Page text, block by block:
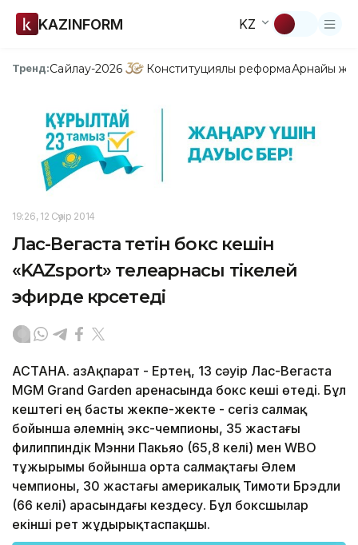
KAZINFORM KZ
Тренд:Сайлау-2026 Конституциялық реформаАрнайы
19:26, 12 Сәуір 2014
Лас-Вегаста өтетін бокс кешін
«KAZsport» телеарнасы тікелей
эфирде көрсетеді
АСТАНА. ҚазАқпарат - Ертең, 13 сәуір Лас-Вегаста
MGM Grand Garden аренасында бокс кеші өтеді. Бұл
кештегі ең басты жекпе-жекте - сегіз салмақ
бойынша әлемнің экс-чемпионы, 35 жастағы
филиппиндік Мэнни Пакьяо (65,8 келі) мен WBO
тұжырымы бойынша орта салмақтағы Әлем
чемпионы, 30 жастағы америкалық Тимоти Брэдли
(66 келі) арасындағы кездесу. Бұл боксшылар
екінші рет жұдырықтаспақшы.